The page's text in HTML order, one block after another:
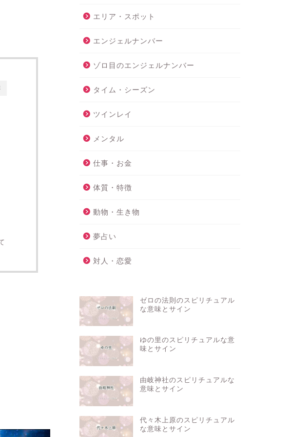
エリア・スポット
エンジェルナンバー
ゾロ目のエンジェルナンバー
タイム・シーズン
ツインレイ
メンタル
仕事・お金
体質・特徴
動物・生き物
夢占い
対人・恋愛
ゼロの法則のスピリチュアル
な意味とサイン
ゆの里のスピリチュアルな意
味とサイン
由岐神社のスピリチュアルな
意味とサイン
代々木上原のスピリチュアル
な意味とサイン